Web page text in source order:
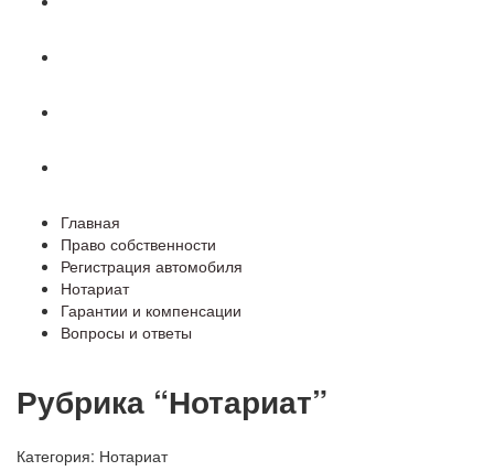
Главная
Право собственности
Регистрация автомобиля
Нотариат
Гарантии и компенсации
Вопросы и ответы
Рубрика “Нотариат”
Категория: Нотариат